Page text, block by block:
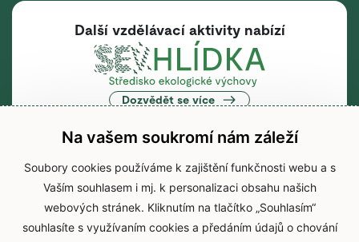
Další vzdělávací aktivity nabízí
Dozvědět se více
Hlavní webová stránka
Na vašem soukromí nám záleží
Soubory cookies používáme k zajištění funkčnosti webu a s
Vaším souhlasem i mj. k personalizaci obsahu našich
webových stránek. Kliknutím na tlačítko „Souhlasím“
souhlasíte s využívaním cookies a předáním údajů o chování